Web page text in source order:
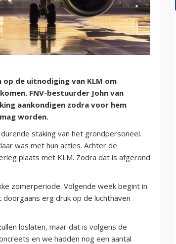
de uitnodiging van KLM om
FNV-bestuurder John van
aankondigen zodra voor hem
worden.
staking van het grondpersoneel.
was met hun acties. Achter de
plaats met KLM. Zodra dat is afgerond
zomerperiode. Volgende week begint in
erg druk op de luchthaven
loslaten, maar dat is volgens de
en we hadden nog een aantal